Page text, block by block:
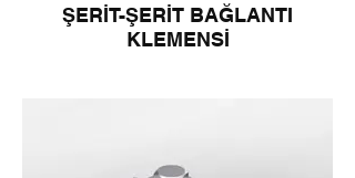
ŞERİT-ŞERİT BAĞLANTI
KLEMENSİ